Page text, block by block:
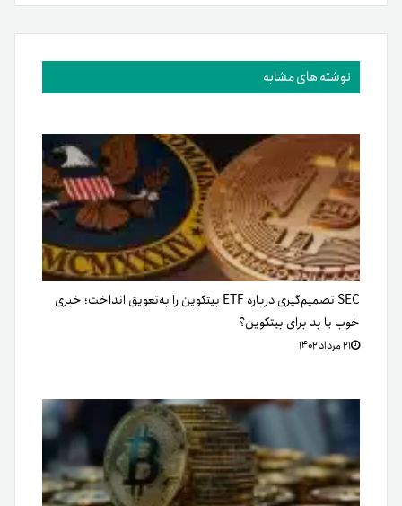
نوشته های مشابه
SEC تصمیم‌گیری درباره ETF بیتکوین را به‌تعویق انداخت؛ خبری
خوب یا بد برای بیتکوین؟
۲۱ مرداد ۱۴۰۲